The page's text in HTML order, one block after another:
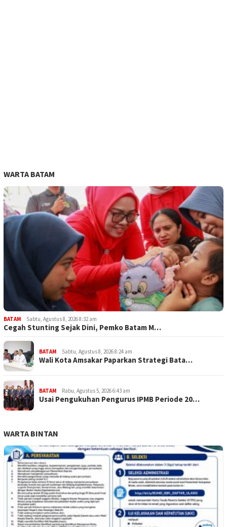
WARTA BATAM
BATAM Sabtu, Agustus 8, 2026 8:32 am
Cegah Stunting Sejak Dini, Pemko Batam M…
BATAM Sabtu, Agustus 8, 2026 8:24 am
Wali Kota Amsakar Paparkan Strategi Bata…
BATAM Rabu, Agustus 5, 2026 6:43 am
Usai Pengukuhan Pengurus IPMB Periode 20…
WARTA BINTAN